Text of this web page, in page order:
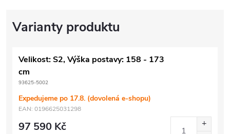
Velikost: S2, Výška postavy: 158 - 173
cm
93625-5002
Expedujeme po 17.8. (dovolená e-shopu)
EAN: 0196625031298
97 590 Kč